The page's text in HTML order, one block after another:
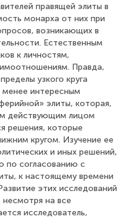
правящей элиты в
монарха от них при
возникающих в
Естественным
к личностям,
Правда,
узкого круга
менее интересным
элиты, которая,
действующим лицом
решения, которые
кругом. Изучение ее
и иных решений,
по согласованию с
к настоящему времени
этих исследований
несмотря на все
исследователь,